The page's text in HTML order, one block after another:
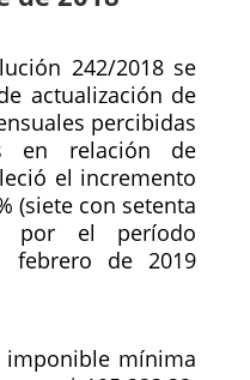
242/2018 se
actualización de
percibidas
en relación de
el incremento
(siete con setenta
por el período
febrero de 2019
imponible mínima